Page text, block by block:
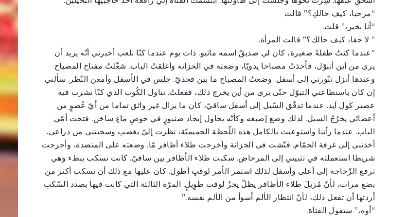
“مرحبا، كيف حالكِ؟” قالت
“أنا بخير،” قلت.
” لا حقا، كيف حالك؟” قالت المرأة.
“عندما كنتُ طفلةً صغيرة، كان لي صديقٌ اسمه ماثيو. ذات يوم عندما كنّا نلعب أخبرني أنّه يريد أن
يرى من أين أتبوّل، فأخذتُ مصباحا يدويّا، وضعته في الخزانة وأغلقتُ الباب. شغّلتُ مفتاح المصباح
وعندها أنزل تنّورتي إلى أسفل. وضعتُ المصباح ما بين فخذيّ. جلس في الأسفل وأمعن النّظر. سألني
إن كان باستطاعتي التبوّل حتّى يرى من أين يخرج ذلك، ففعلتُ. تناول الكُوب الذي كنّا نشرب فيه
عصير كول آيد. عندما تدفّق السّيل إلى أسفل ساقيّ، كان ما يزال غير واثق تماما من أيّ عُضوٍ من
أعضائي يخرُجُ السيل. لذلك وضع إصبعه وكأنّه يحاول إيجاد صنبورٍ في حوضِ ماءٍ ساخن. فتحت أمّي
الباب. عندما رأتنا واستوعبت بالكامل هذه اللّحظة الحميميّة، نظرت إليّ بغضب وسحبتني من ذراعي.
أخذتني إلى غرفة الحمّام. فتّشت في الخزانة وأخرجت طلاء أظافر مّا. وضعته على المنضدة، وأخرجت
شريطا استعملته في تثبيتي إلى المرحاض. سكبت طلاء الأظافر بين ساقيّ. كانت تسكب ببطء وهي
ترفع الزّجاجة إلى أعلى وأسفل لذلك استمر الأمر لوقتٍ أطول. كان عليها مع ذلك أن تسكب أكثر من
بضع مرات، لأنّ مُزيلَ طلاء الأظافر يظلّ يخِزُ لوقت طوِيلٍ. المرّة الثالثة التي كانت فيها بصدد السّكبِ
أردتها أن تفعل ذلك، لأنّ انتظار الألم أسوأ من الألم نفسه.”
“أوه،” ستقول الفتاة.